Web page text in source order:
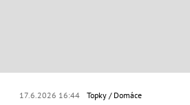
17.6.2026 16:44 Topky Domáce